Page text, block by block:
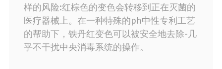
样的风险:红棕色的变色会转移到正在灭菌的
医疗器械上。在一种特殊的ph中性专利工艺
的帮助下，铁丹红变色可以被安全地去除-几
乎不干扰中央消毒系统的操作。